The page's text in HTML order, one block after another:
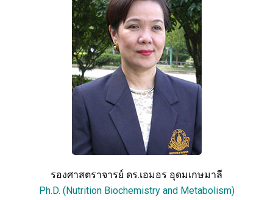
รองศาสตราจารย์ ดร.เอมอร อุดมเกษมาลี
Ph.D. (Nutrition Biochemistry and Metabolism)